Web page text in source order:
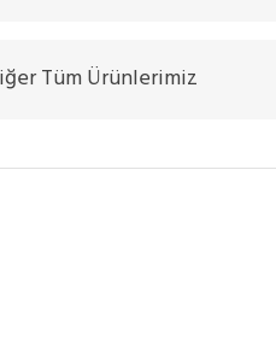
Tüm Ürünlerimiz